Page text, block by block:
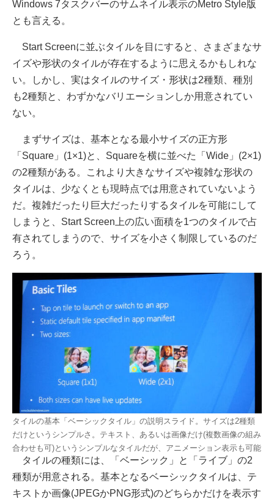
Windows 7タスクバーのサムネイル表示のMetro Style版
とも言える。
Start Screenに並ぶタイルを目にすると、さまざまなサ
イズや形状のタイルが存在するように思えるかもしれな
い。しかし、実はタイルのサイズ・形状は2種類、種別
も2種類と、わずかなバリエーションしか用意されてい
ない。
まずサイズは、基本となる最小サイズの正方形
「Square」(1×1)と、Squareを横に並べた「Wide」(2×1)
の2種類がある。これより大きなサイズや複雑な形状の
タイルは、少なくとも現時点では用意されていないよう
だ。複雑だったり巨大だったりするタイルを可能にして
しまうと、Start Screen上の広い面積を1つのタイルで占
有されてしまうので、サイズを小さく制限しているのだ
ろう。
タイルの基本「ベーシックタイル」の説明スライド。サイズは2種類
だけというシンプルさ。テキスト、あるいは画像だけ(複数画像の組み
合わせも可)というシンプルなタイルだが、アニメーション表示も可能
タイルの種類には、「ベーシック」と「ライブ」の2
種類が用意される。基本となるベーシックタイルは、テ
キストか画像(JPEGかPNG形式)のどちらかだけを表示す